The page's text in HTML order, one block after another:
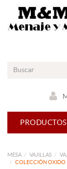
PRODUCTOS
MESA VAJILLAS
COLECCIÓN OXIDO